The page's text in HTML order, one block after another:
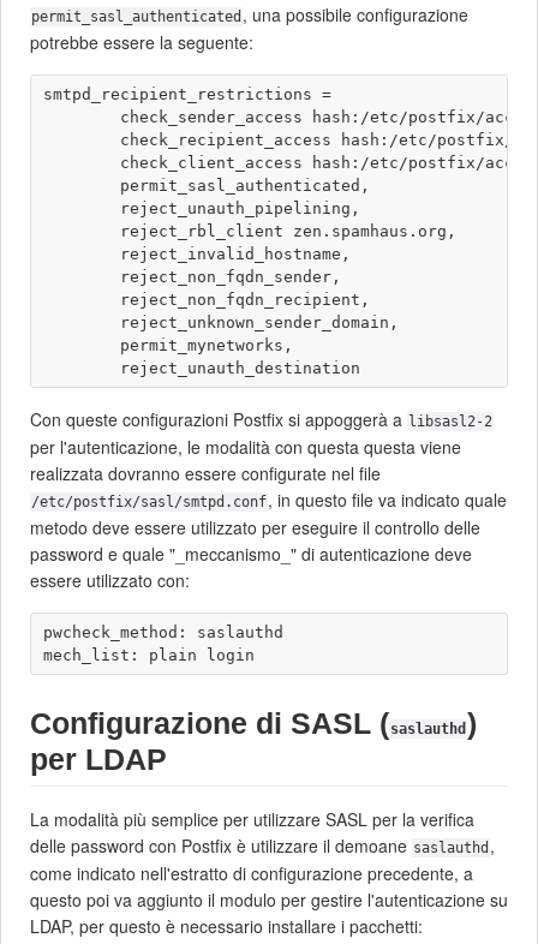
permit_sasl_authenticated , una possibile configurazione
potrebbe essere la seguente:
smtpd_recipient_restrictions =
check_sender_access hash:/etc/postfix/
check_recipient_access hash:/etc/postfix/
check_client_access hash:/etc/postfix/
        permit_sasl_authenticated,
        reject_unauth_pipelining,
        reject_rbl_client zen.spamhaus.org,
        reject_invalid_hostname,
        reject_non_fqdn_sender,
        reject_non_fqdn_recipient,
        reject_unknown_sender_domain,
        permit_mynetworks,
Con queste configurazioni Postfix si appoggerà a libsasl2-2
per l'autenticazione, le modalità con questa questa viene
realizzata dovranno essere configurate nel file
/etc/postfix/sasl/smtpd.conf, in questo file va indicato quale
metodo deve essere utilizzato per eseguire il controllo delle
password e quale "_meccanismo_" di autenticazione deve
essere utilizzato con:
pwcheck_method: saslauthd
Configurazione di SASL (saslauthd )
per LDAP
La modalità più semplice per utilizzare SASL per la verifica
delle password con Postfix è utilizzare il demoane saslauthd ,
come indicato nell'estratto di configurazione precedente, a
questo poi va aggiunto il modulo per gestire l'autenticazione su
LDAP, per questo è necessario installare i pacchetti: